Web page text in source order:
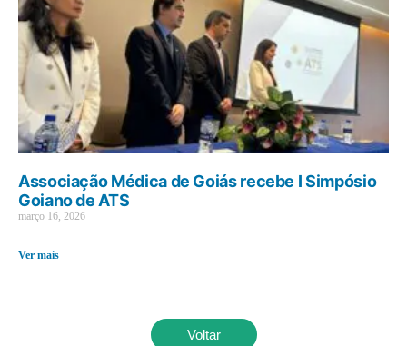
Associação Médica de Goiás recebe I Simpósio
Goiano de ATS
março 16, 2026
Ver mais
Voltar